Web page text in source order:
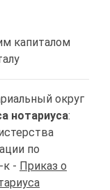
капиталом
округ
нотариуса:
по
- Приказ о